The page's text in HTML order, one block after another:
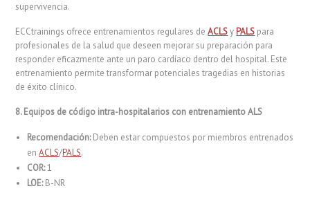
supervivencia.
ECCtrainings ofrece entrenamientos regulares deACLSy PALS para
profesionales de la salud que deseen mejorar su preparación para
responder eficazmente ante un paro cardíaco dentro del hospital. Este
entrenamiento permite transformar potenciales tragedias en historias
de éxito clínico.
8. Equipos de código intra-hospitalarios con entrenamiento ALS
Recomendación:Deben estar compuestos por miembros entrenados
enACLS/PALS.
COR:1
LOE:B-NR